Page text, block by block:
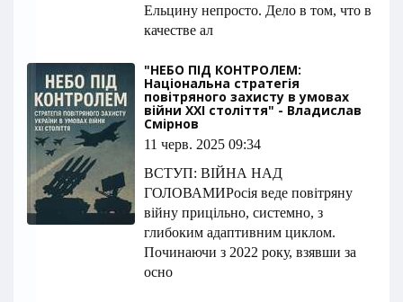
Ельцину непросто. Дело в том, что в
качестве ал
"НЕБО ПІД КОНТРОЛЕМ:
Національна стратегія
повітряного захисту в умовах
війни XXI століття" - Владислав
Смірнов
11 черв. 2025 09:34
ВСТУП: ВІЙНА НАД
ГОЛОВАМИРосія веде повітряну
війну прицільно, системно, з
глибоким адаптивним циклом.
Починаючи з 2022 року, взявши за
осно